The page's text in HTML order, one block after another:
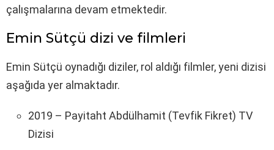
çalışmalarına devam etmektedir.
Emin Sütçü dizi ve filmleri
Emin Sütçü oynadığı diziler, rol aldığı filmler, yeni dizisi
aşağıda yer almaktadır.
2019 – Payitaht Abdülhamit (Tevfik Fikret) TV
Dizisi